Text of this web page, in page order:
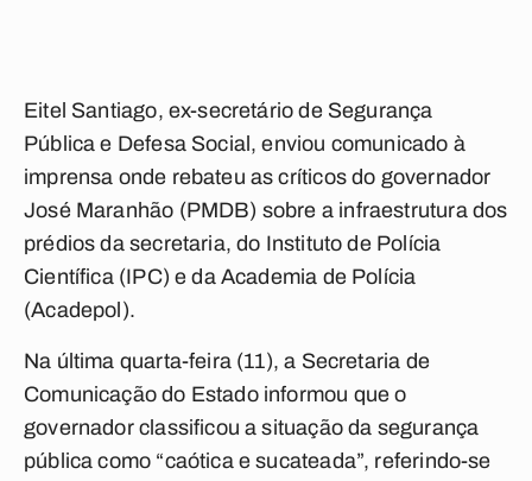
Eitel Santiago, ex-secretário de Segurança
Pública e Defesa Social, enviou comunicado à
imprensa onde rebateu as críticos do governador
José Maranhão (PMDB) sobre a infraestrutura dos
prédios da secretaria, do Instituto de Polícia
Científica (IPC) e da Academia de Polícia
(Acadepol).
Na última quarta-feira (11), a Secretaria de
Comunicação do Estado informou que o
governador classificou a situação da segurança
pública como “caótica e sucateada”, referindo-se